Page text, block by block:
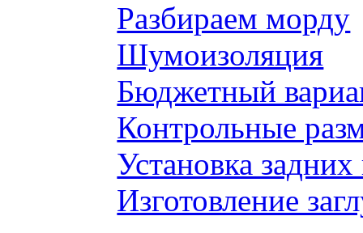
Разбираем морду
Шумоизоляция
Бюджетный
Контрольные
Установка
Изготовление